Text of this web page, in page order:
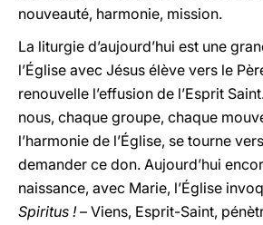
nouveauté, harmonie, mission.
La liturgie d’aujourd’hui est une
l’Église avec Jésus élève vers le
renouvelle l’effusion de l’Esprit
nous, chaque groupe, chaque
l’harmonie de l’Église, se tourne
demander ce don. Aujourd’hui
naissance, avec Marie, l’Église
Spiritus !– Viens, Esprit-Saint,